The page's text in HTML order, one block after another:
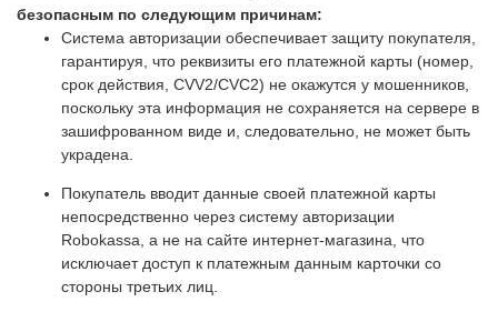
безопасным по следующим причинам:
Система авторизации обеспечивает защиту покупателя,
гарантируя, что реквизиты его платежной карты (номер,
срок действия, CVV2/CVC2) не окажутся у мошенников,
поскольку эта информация не сохраняется на сервере в
зашифрованном виде и, следовательно, не может быть
украдена.
Покупатель вводит данные своей платежной карты
непосредственно через систему авторизации
Robokassa, а не на сайте интернет-магазина, что
исключает доступ к платежным данным карточки со
стороны третьих лиц.